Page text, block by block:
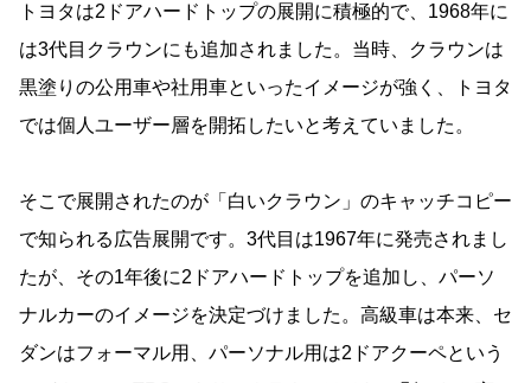
トヨタは2ドアハードトップの展開に積極的で、1968年に
は3代目クラウンにも追加されました。当時、クラウンは
黒塗りの公用車や社用車といったイメージが強く、トヨタ
では個人ユーザー層を開拓したいと考えていました。
そこで展開されたのが「白いクラウン」のキャッチコピー
で知られる広告展開です。3代目は1967年に発売されまし
たが、その1年後に2ドアハードトップを追加し、パーソ
ナルカーのイメージを決定づけました。高級車は本来、セ
ダンはフォーマル用、パーソナル用は2ドアクーペという